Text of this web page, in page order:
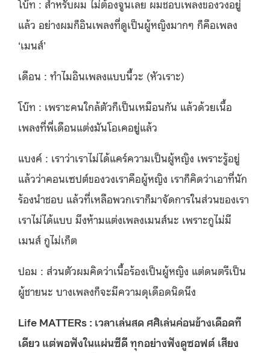
โบ๊ท : สำหรับผม ไม่ต้องจูนเลย ผมชอบเพลงของวงอยู่
แล้ว อย่างผมก็อินเพลงที่ดูเป็นผู้หญิงมากๆ ก็คือเพลง
‘เมนส์’
เดือน : ทำไมอินเพลงแบบนี้วะ (หัวเราะ)
โบ๊ท : เพราะคนใกล้ตัวก็เป็นเหมือนกัน แล้วด้วยเนื้อ
เพลงที่พี่เดือนแต่งมันโอเคอยู่แล้ว
แบงค์ : เราว่าเราไม่ได้แคร์ความเป็นผู้หญิง เพราะรู้อยู่
แล้วว่าคอนเซปต์ของวงเราคือผู้หญิง เราก็คิดว่าเอาที่นัก
ร้องนำชอบ แล้วที่เหลือพวกเราก็มาจัดการในส่วนของเรา
เราไม่ได้แบบ มึงห้ามแต่งเพลงเมนส์นะ เพราะกูไม่มี
เมนส์ กูไม่เก็ต
ปอม : ส่วนตัวผมคิดว่าเนื้อร้องเป็นผู้หญิง แต่ดนตรีเป็น
ผู้ชายนะ บางเพลงก็จะมีความดุเดือดนิดนึง
Life MATTERs : เวลาเล่นสด ศศิเล่นค่อนข้างเดือดที
เดียว แต่พอฟังในแผ่นซีดี ทุกอย่างฟังดูซอฟต์ เสียง